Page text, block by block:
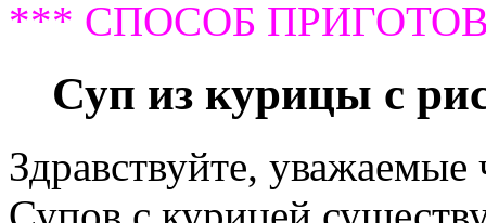
*** СПОСОБ
Суп из курицы с
Здравствуйте, уважаемые